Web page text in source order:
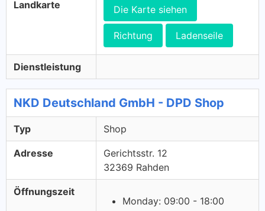
Landkarte Die Karte siehen
Richtung Ladenseile
Dienstleistung
NKD Deutschland GmbH - DPD Shop
Typ Shop
Adresse
Gerichtsstr. 12
32369 Rahden
Öffnungszeit
Monday: 09:00 - 18:00